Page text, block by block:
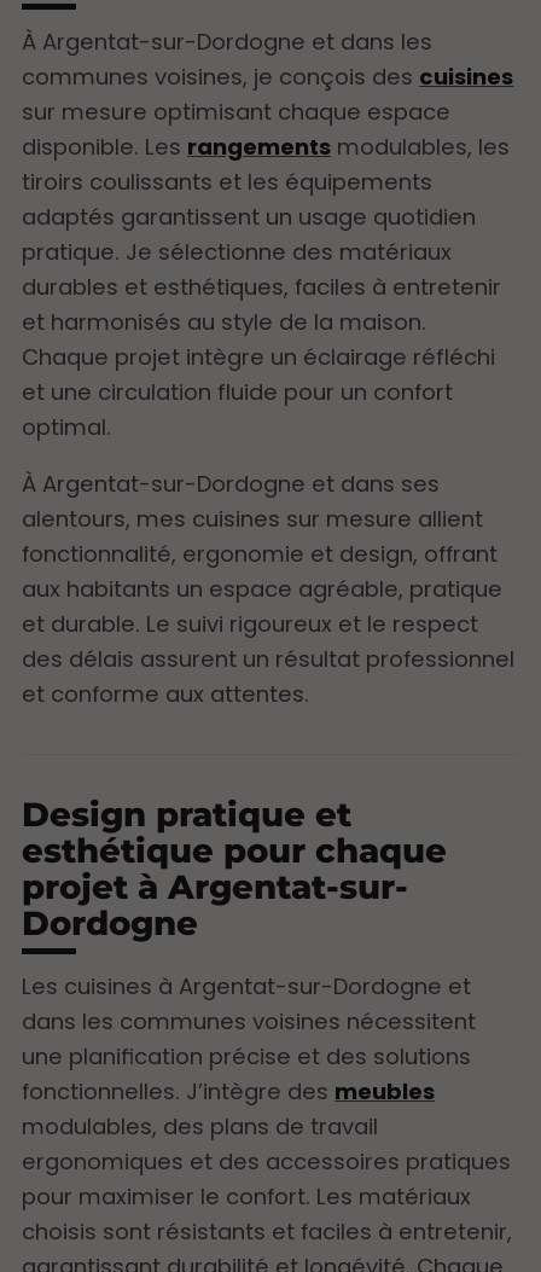
À Argentat-sur-Dordogne et dans les
communes voisines, je conçois des cuisines
sur mesure optimisant chaque espace
disponible. Les rangements modulables, les
tiroirs coulissants et les équipements
adaptés garantissent un usage quotidien
pratique. Je sélectionne des matériaux
durables et esthétiques, faciles à entretenir
et harmonisés au style de la maison.
Chaque projet intègre un éclairage réfléchi
et une circulation fluide pour un confort
optimal.
À Argentat-sur-Dordogne et dans ses
alentours, mes cuisines sur mesure allient
fonctionnalité, ergonomie et design, offrant
aux habitants un espace agréable, pratique
et durable. Le suivi rigoureux et le respect
des délais assurent un résultat professionnel
et conforme aux attentes.
Design pratique et
esthétique pour chaque
projet à Argentat-sur-
Dordogne
Les cuisines à Argentat-sur-Dordogne et
dans les communes voisines nécessitent
une planification précise et des solutions
fonctionnelles. J’intègre des meubles
modulables, des plans de travail
ergonomiques et des accessoires pratiques
pour maximiser le confort. Les matériaux
choisis sont résistants et faciles à entretenir,